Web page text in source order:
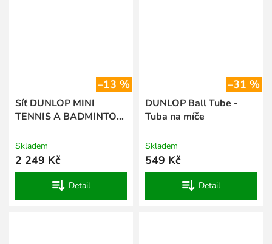
–13 %
Síť DUNLOP MINI
TENNIS A BADMINTON
Skladem
2 249 Kč
Detail
–31 %
DUNLOP Ball Tube -
Tuba na míče
Skladem
549 Kč
Detail